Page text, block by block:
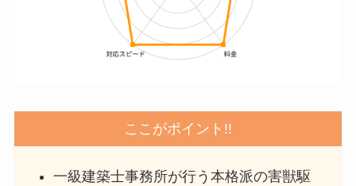
ここがポイント!!
一級建築士事務所が行う本格派の害獣駆